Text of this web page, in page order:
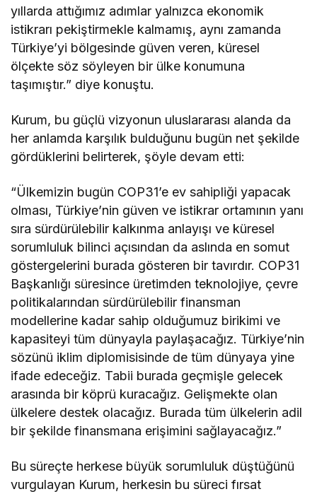
yıllarda attığımız adımlar yalnızca ekonomik
istikrarı pekiştirmekle kalmamış, aynı zamanda
Türkiye’yi bölgesinde güven veren, küresel
ölçekte söz söyleyen bir ülke konumuna
taşımıştır.” diye konuştu.
Kurum, bu güçlü vizyonun uluslararası alanda da
her anlamda karşılık bulduğunu bugün net şekilde
gördüklerini belirterek, şöyle devam etti:
“Ülkemizin bugün COP31’e ev sahipliği yapacak
olması, Türkiye’nin güven ve istikrar ortamının yanı
sıra sürdürülebilir kalkınma anlayışı ve küresel
sorumluluk bilinci açısından da aslında en somut
göstergelerini burada gösteren bir tavırdır. COP31
Başkanlığı süresince üretimden teknolojiye, çevre
politikalarından sürdürülebilir finansman
modellerine kadar sahip olduğumuz birikimi ve
kapasiteyi tüm dünyayla paylaşacağız. Türkiye’nin
sözünü iklim diplomisisinde de tüm dünyaya yine
ifade edeceğiz. Tabii burada geçmişle gelecek
arasında bir köprü kuracağız. Gelişmekte olan
ülkelere destek olacağız. Burada tüm ülkelerin adil
bir şekilde finansmana erişimini sağlayacağız.”
Bu süreçte herkese büyük sorumluluk düştüğünü
vurgulayan Kurum, herkesin bu süreci fırsat